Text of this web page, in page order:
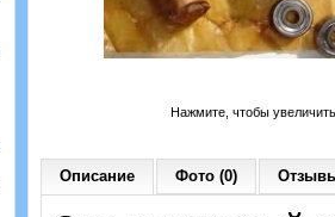
Нажмите, чтобы увеличить
Описание Фото (0)